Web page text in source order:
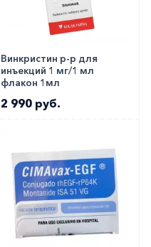
Винкристин р-р для
инъекций 1 мг/1 мл
флакон 1мл
2 990 руб.